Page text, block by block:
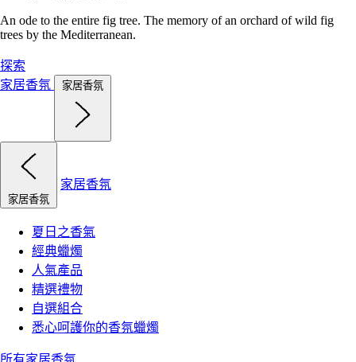
An ode to the entire fig tree. The memory of an orchard of wild fig
trees by the Mediterranean.
探索
家居香氛
家居香氛
家居香氛
家居香氛
夏日之香氣
經典蠟燭
人氣產品
精選禮物
自選組合
悉心呵護你的香氛蠟燭
所有家居香氛